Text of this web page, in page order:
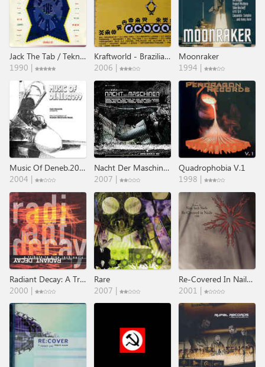
Jack The Tab / Tekno Acid Beat
1990 |
Kraftworld - Brazilian Tribute To Kraftwerk
2006 |
Moonraker
1994 |
Music Of Deneb.2099
2004 |
Nacht Der Maschinen Volume One
2007 |
Quadrophobia V.1
1998 |
Radiant Decay: A Tribute To Nine Inch Nails
2000 |
Rare
2007 |
Re-Covered In Nails 2.001: A Tribute To Nine Inch Nails
2001 |